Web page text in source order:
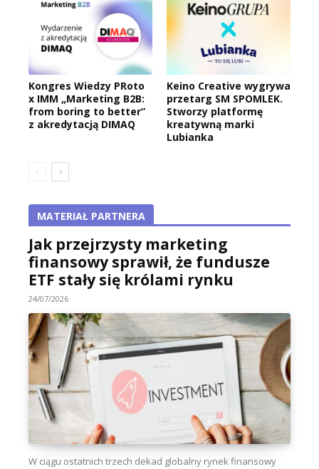
Kongres Wiedzy PRoto
x IMM „Marketing B2B:
from boring to better”
z akredytacją DIMAQ
Keino Creative wygrywa
przetarg SM SPOMLEK.
Stworzy platformę
kreatywną marki
Lubianka
MATERIAŁ PARTNERA
Jak przejrzysty marketing
finansowy sprawił, że fundusze
ETF stały się królami rynku
24/07/2026
W ciągu ostatnich trzech dekad globalny rynek finansowy